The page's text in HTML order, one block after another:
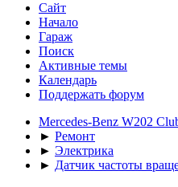
Сайт
Начало
Гараж
Поиск
Активные темы
Календарь
Поддержать форум
Mercedes-Benz W202
► Ремонт
► Электрика
► Датчик частоты